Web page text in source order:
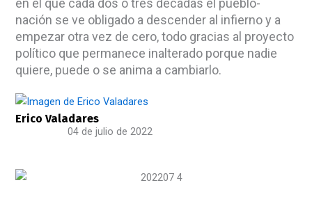
en el que cada dos o tres décadas el pueblo-
nación se ve obligado a descender al infierno y a
empezar otra vez de cero, todo gracias al proyecto
político que permanece inalterado porque nadie
quiere, puede o se anima a cambiarlo.
Erico Valadares
04 de julio de 2022